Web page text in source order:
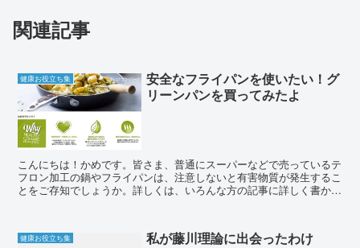
関連記事
健康お役立ち集
安全なフライパンを使いたい！グ
リーンパンを買ってみたよ
こんにちは！かめです。皆さま、普通にスーパーなどで売っているテ
フロン加工の鍋やフライパンは、注意しないと有害物質が発生するこ
とをご存知でしょうか。詳しくは、いろんな方の記事に詳しく書かれ
健康お役立ち集 私が藤川理論に出会ったわけ